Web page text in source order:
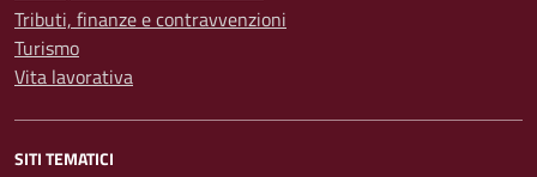
Tributi, finanze e contravvenzioni
Turismo
Vita lavorativa
SITI TEMATICI